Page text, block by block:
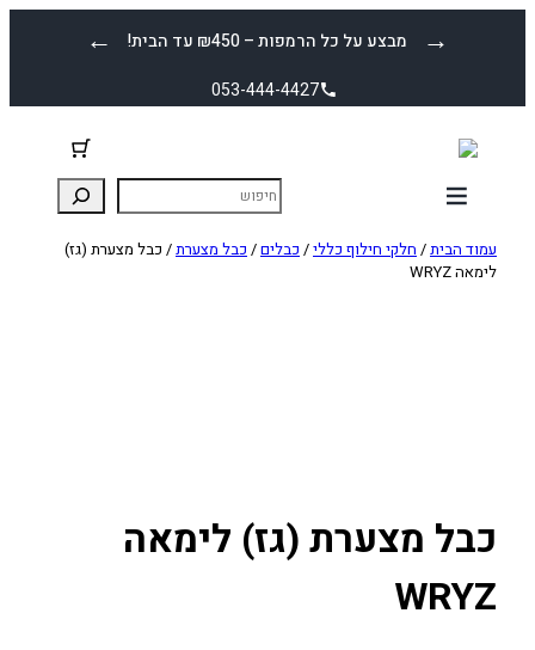
← מבצע על כל הרמפות – ₪450 עד הבית! →
053-444-4427
עמוד הבית/ חלקי חילוף כללי/ כבלים/ כבל מצערת/ כבל מצערת (גז)
לימאה WRYZ
כבל מצערת (גז) לימאה
WRYZ